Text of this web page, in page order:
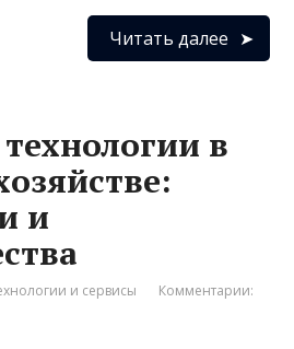
Читать далее
в
и
и сервисы
Комментарии: